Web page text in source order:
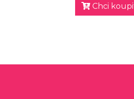
Chci